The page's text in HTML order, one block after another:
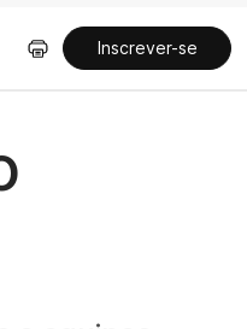
Inscrever-se